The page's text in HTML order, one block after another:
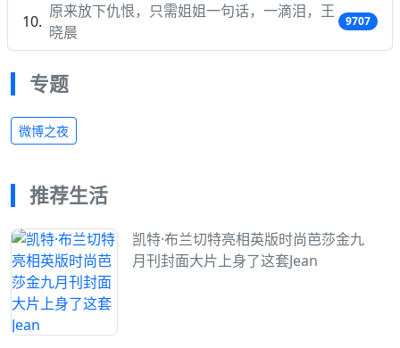
原来放下仇恨，只需姐姐一句话，一滴泪，王
晓晨
9707
专题
微博之夜
推荐生活
凯特·布兰切特亮相英版时尚芭莎金九
月刊封面大片上身了这套Jean